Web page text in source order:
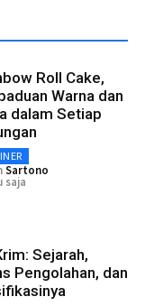
Roll Cake,
Warna dan
dalam Setiap
Sartono
saja
Sejarah,
Pengolahan, dan